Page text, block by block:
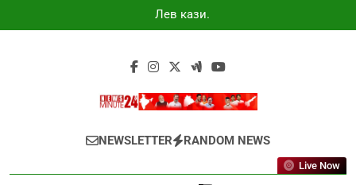
to
Лев казино
промокоды
Newsminute24
Get All Updated Telugu News
NEWSLETTER RANDOM NEWS
Live Now